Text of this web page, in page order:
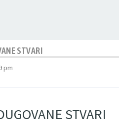
STVARI
pm
STVARI